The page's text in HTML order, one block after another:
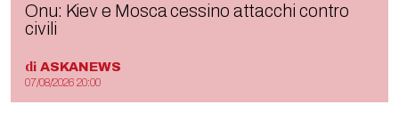
Onu: Kiev e Mosca cessino attacchi contro
civili
di ASKANEWS
07/08/2026 20:00